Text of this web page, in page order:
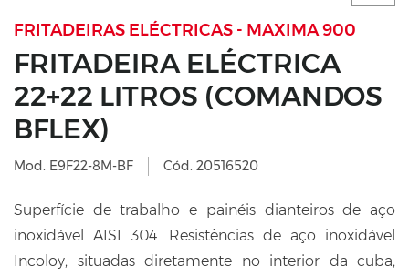
FRITADEIRAS ELÉCTRICAS - MAXIMA 900
FRITADEIRA ELÉCTRICA
22+22 LITROS (COMANDOS
BFLEX)
Mod. E9F22-8M-BF Cód. 20516520
Superfície de trabalho e painéis dianteiros de aço
inoxidável AISI 304. Resistências de aço inoxidável
Incoloy, situadas diretamente no interior da cuba,